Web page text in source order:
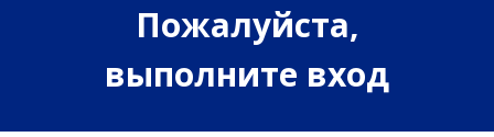
Пожалуйста,
выполните вход